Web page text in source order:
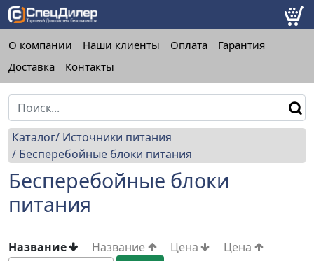
О компании Наши клиенты Оплата
Гарантия
Доставка
Контакты
Каталог Источники питания
Бесперебойные блоки питания
Бесперебойные блоки
питания
Название Название Цена
Цена